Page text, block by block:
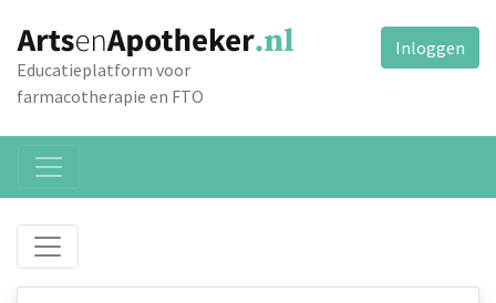
Educatieplatform voor
farmacotherapie en FTO
Inloggen